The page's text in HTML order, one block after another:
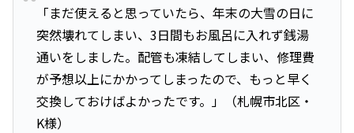
「まだ使えると思っていたら、年末の大雪の日に
突然壊れてしまい、3日間もお風呂に入れず銭湯
通いをしました。配管も凍結してしまい、修理費
が予想以上にかかってしまったので、もっと早く
交換しておけばよかったです。」（札幌市北区・
K様）